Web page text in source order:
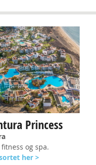
Princess
og spa.
her >